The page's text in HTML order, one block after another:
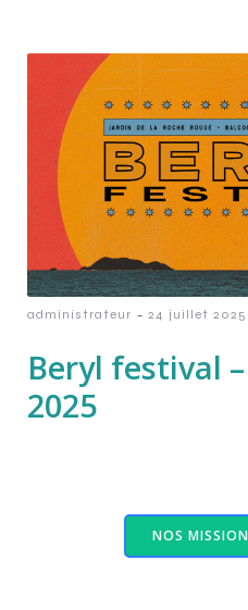
administrateur - 24 juillet 2025
Beryl festival
2025
NOS